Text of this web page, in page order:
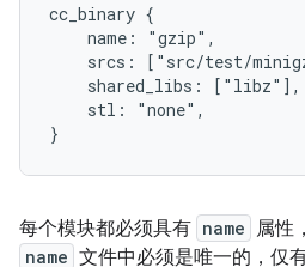
cc_binary {
    name: "gzip",
srcs: ["src/test/
    shared_libs: ["libz"],
    stl: "none",
每个模块都必须具有 name 属性
name 文件中必须是唯一的，仅